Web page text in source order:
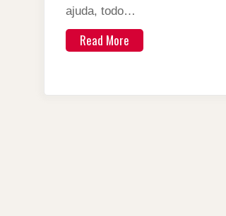
ajuda, todo…
Read More